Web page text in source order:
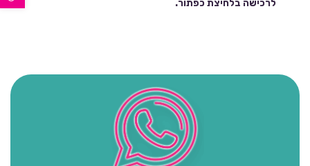
לרכישה בלחיצת כפתור.